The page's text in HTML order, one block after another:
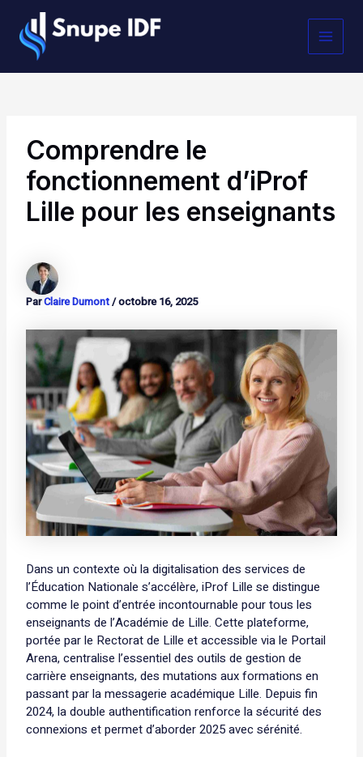
contenu
Comprendre le
fonctionnement d’iProf
Lille pour les enseignants
ParClaire Dumont/octobre 16, 2025
Dans un contexte où la digitalisation des services de
l’Éducation Nationale s’accélère, iProf Lille se distingue
comme le point d’entrée incontournable pour tous les
enseignants de l’Académie de Lille. Cette plateforme,
portée par le Rectorat de Lille et accessible via le Portail
Arena, centralise l’essentiel des outils de gestion de
carrière enseignants, des mutations aux formations en
passant par la messagerie académique Lille. Depuis fin
2024, la double authentification renforce la sécurité des
connexions et permet d’aborder 2025 avec sérénité.